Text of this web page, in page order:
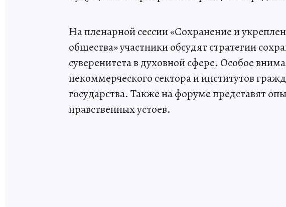
На пленарной сессии «Сохранение и
общества» участники обсудят стратегии
суверенитета в духовной сфере. Особое
некоммерческого сектора и институтов
государства. Также на форуме представят
нравственных устоев.